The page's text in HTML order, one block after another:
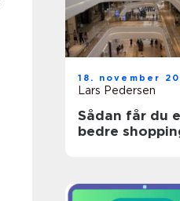
18. november
Lars Pedersen
Sådan får du
bedre